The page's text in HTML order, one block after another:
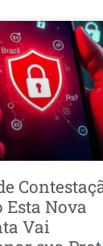
Esta Nova
Vai